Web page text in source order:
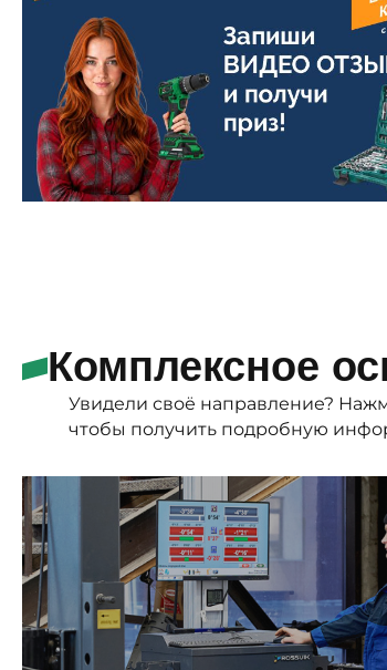
Комплексное
Увидели своё направление?
чтобы получить подробную